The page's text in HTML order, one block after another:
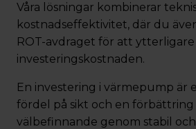
Våra lösningar kombinerar
kostnadseffektivitet, där du
ROT-avdraget för att
investeringskostnaden.
En investering i värmepump är
fördel på sikt och en förbättring
välbefinnande genom stabil